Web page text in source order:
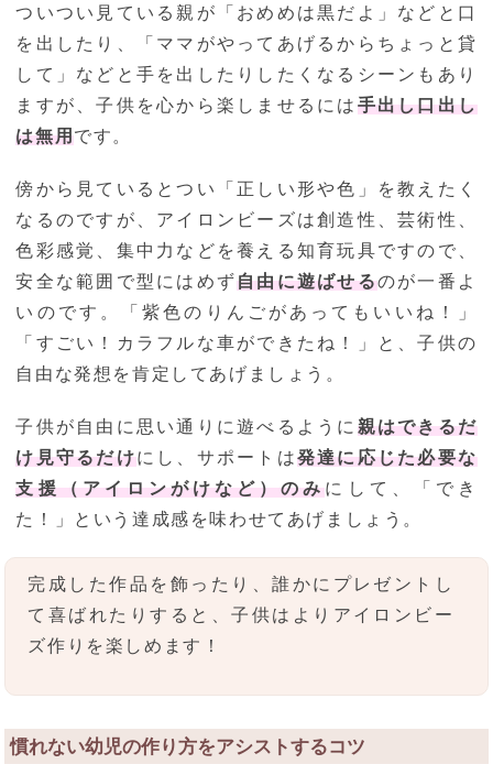
ついつい見ている親が「おめめは黒だよ」などと口
を出したり、「ママがやってあげるからちょっと貸
して」などと手を出したりしたくなるシーンもあり
ますが、子供を心から楽しませるには 手出し口出し
は無用です。
傍から見ているとつい「正しい形や色」を教えたく
なるのですが、アイロンビーズは創造性、芸術性、
色彩感覚、集中力などを養える知育玩具ですので、
安全な範囲で型にはめず自由に遊ばせるのが一番よ
いのです。「紫色のりんごがあってもいいね！」
「すごい！カラフルな車ができたね！」と、子供の
自由な発想を肯定してあげましょう。
子供が自由に思い通りに遊べるように 親はできるだ
け見守るだけにし、サポートは発達に応じた必要な
支援（アイロンがけなど）のみにして、「でき
た！」という達成感を味わせてあげましょう。
完成した作品を飾ったり、誰かにプレゼントし
て喜ばれたりすると、子供はよりアイロンビー
ズ作りを楽しめます！
慣れない幼児の作り方をアシストするコツ